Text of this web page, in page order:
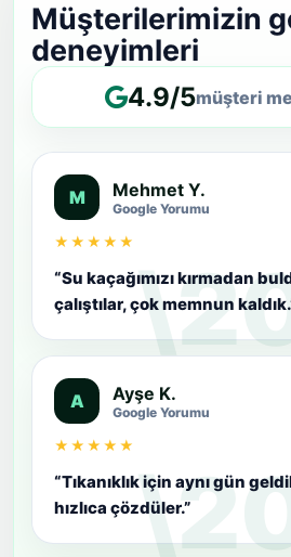
Müşterilerimizin
deneyimleri
4.9/5müşteri
M Mehmet Y.
Google Yorumu
★★★★★
“Su kaçağımızı kırmadan
çalıştılar, çok memnun
A Ayşe K.
Google Yorumu
★★★★★
“Tıkanıklık için aynı gün
hızlıca çözdüler.”